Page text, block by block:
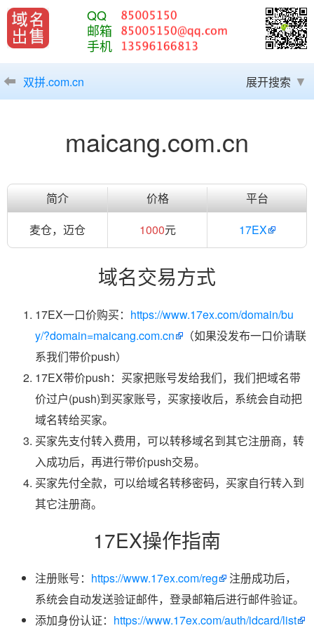
QQ
邮箱
手机
双拼.com.cn 展开搜索
maicang.com.cn
简介 价格
平台
麦仓，迈仓
1000元 17EX
域名交易方式
17EX一口价购买： https://www.17ex.com/domain/bu
y/?domain=maicang.com.cn
（如果没发布一口价请联
系我们带价push）
17EX带价push：买家把账号发给我们，我们把域名带
价过户(push)到买家账号，买家接收后，系统会自动把
域名转给买家。
买家先支付转入费用，可以转移域名到其它注册商，转
入成功后，再进行带价push交易。
买家先付全款，可以给域名转移密码，买家自行转入到
其它注册商。
17EX操作指南
注册账号： https://www.17ex.com/reg
注册成功后，
系统会自动发送验证邮件，登录邮箱后进行邮件验证。
添加身份认证： https://www.17ex.com/auth/idcard/list